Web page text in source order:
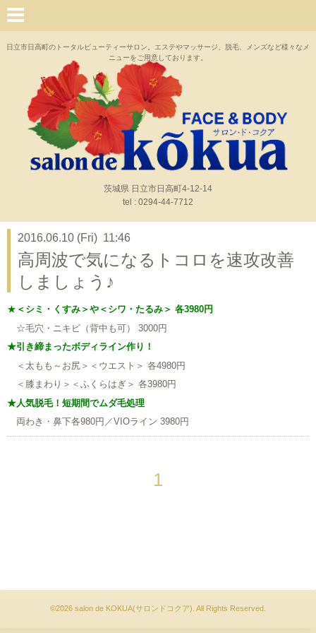
日立市日高町のトータルビューティーサロン。エステやマッサージ、脱毛、メンズなど様々なメ
ニューをご用意しております。
茨城県 日立市日高町4-12-14
tel : 0294-44-7712
2016.06.10 (Fri) 11:46
高周波で気になるトコロを速攻改善
しましょう♪
★ ＜シミ・くすみ＞や＜シワ・たるみ＞ 各3980円
☆毛穴・ニキビ（背中も可） 3000円
★引き締まったボディライン作り！
＜太もも～お尻＞＜ウエスト＞ 各4980円
＜膝まわり＞＜ふくらはぎ＞ 各3980円
★人気脱毛！短期間でムダ毛処理
両わき・鼻下各980円／VIOライン 3980円
1
©2026 salon de KOKUA(サロンドコクア) . All Rights Reserved.